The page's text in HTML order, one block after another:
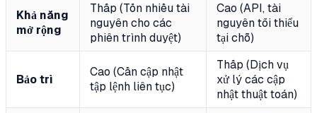
Khả năng
mở rộng
Thấp (Tốn nhiều tài
nguyên cho các
phiên trình duyệt)
Cao (API, tài
nguyên tối thiểu
tại chỗ)
Bảo trì
Cao (Cần cập nhật
tập lệnh liên tục)
Thấp (Dịch vụ
xử lý các cập
nhật thuật toán)